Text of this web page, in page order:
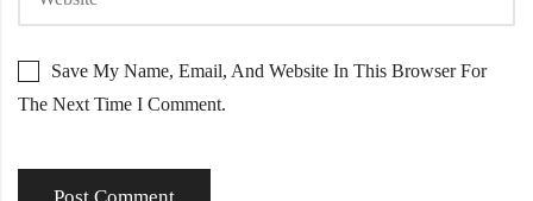
Save My Name, Email, And Website In This Browser For
The Next Time I Comment.